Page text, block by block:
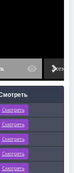
2 сезон
Смотреть
Смотреть
Смотреть
Смотреть
Смотреть